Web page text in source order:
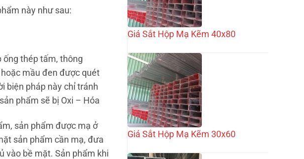
này như sau:
ống thép tấm, thông
mầu đen được quét
biện pháp này chỉ tránh
phẩm sẽ bị Oxi – Hóa
sản phẩm được mạ ở
sản phẩm cần mạ, đưa
vào bề mặt. Sản phẩm khi
Giá Sắt Hộp Mạ Kẽm 40x80
Giá Sắt Hộp Mạ Kẽm 30x60